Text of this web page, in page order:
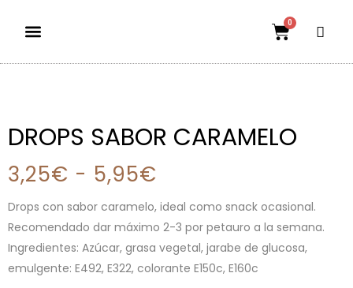
0
DROPS SABOR CARAMELO
3,25€ - 5,95€
Drops con sabor caramelo, ideal como snack ocasional.
Recomendado dar máximo 2-3 por petauro a la semana.
Ingredientes: Azúcar, grasa vegetal, jarabe de glucosa,
emulgente: E492, E322, colorante E150c, E160c